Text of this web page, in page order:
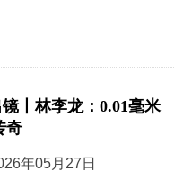
丨林李龙：0.01毫米
奇
年05月27日